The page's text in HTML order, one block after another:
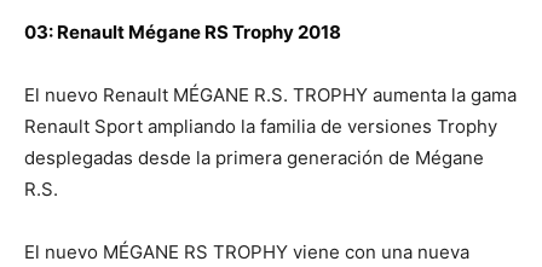
03: Renault Mégane RS Trophy 2018
El nuevo Renault MÉGANE R.S. TROPHY aumenta la gama
Renault Sport ampliando la familia de versiones Trophy
desplegadas desde la primera generación de Mégane
R.S.
El nuevo MÉGANE RS TROPHY viene con una nueva